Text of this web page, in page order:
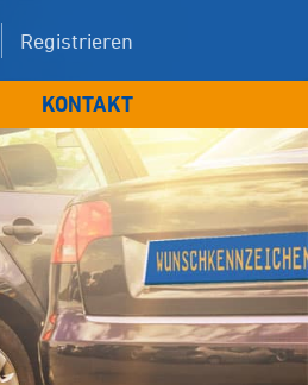
Registrieren
KONTAKT